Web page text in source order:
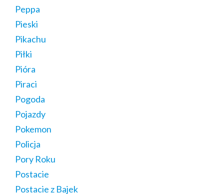
Peppa
Pieski
Pikachu
Piłki
Pióra
Piraci
Pogoda
Pojazdy
Pokemon
Policja
Pory Roku
Postacie
Postacie z Bajek